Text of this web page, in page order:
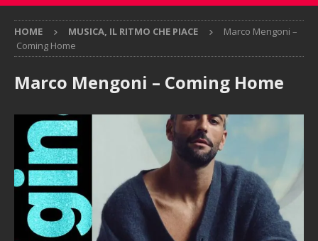
HOME MUSICA, IL RITMO CHE PIACE
Marco Mengoni –
Coming Home
Marco Mengoni – Coming Home